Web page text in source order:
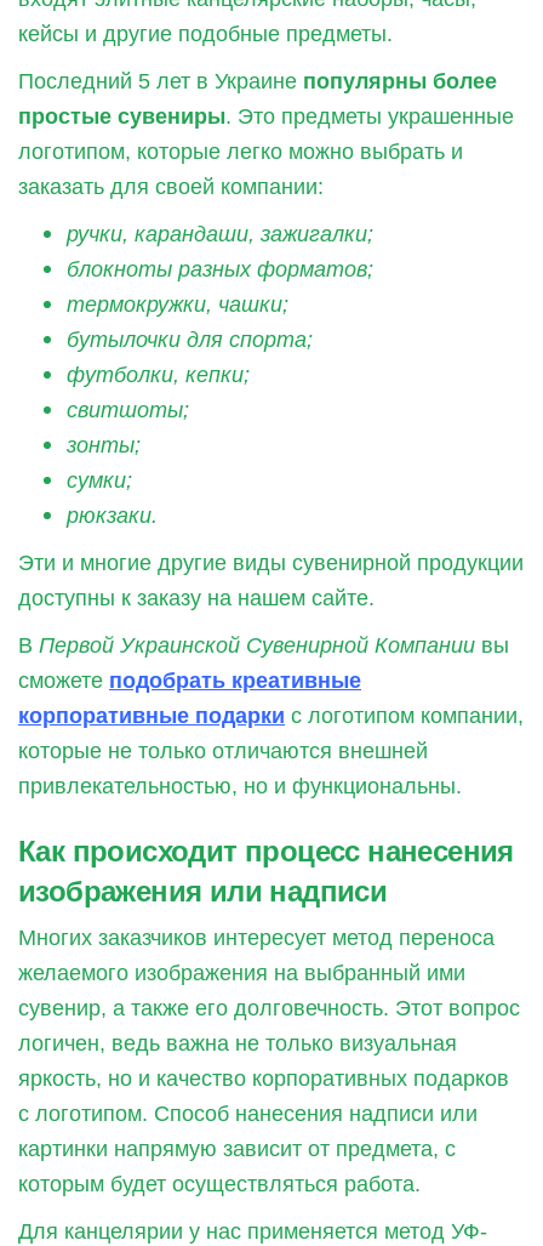
кейсы и другие подобные предметы.
Последний 5 лет в Украине популярны более
простые сувениры. Это предметы украшенные
логотипом, которые легко можно выбрать и
заказать для своей компании:
ручки, карандаши, зажигалки;
блокноты разных форматов;
термокружки, чашки;
бутылочки для спорта;
футболки, кепки;
свитшоты;
зонты;
сумки;
рюкзаки.
Эти и многие другие виды сувенирной продукции
доступны к заказу на нашем сайте.
В Первой Украинской Сувенирной Компании вы
сможете подобрать креативные
корпоративные подарки с логотипом компании,
которые не только отличаются внешней
привлекательностью, но и функциональны.
Как происходит процесс нанесения
изображения или надписи
Многих заказчиков интересует метод переноса
желаемого изображения на выбранный ими
сувенир, а также его долговечность. Этот вопрос
логичен, ведь важна не только визуальная
яркость, но и качество корпоративных подарков
с логотипом. Способ нанесения надписи или
картинки напрямую зависит от предмета, с
которым будет осуществляться работа.
Для канцелярии у нас применяется метод УФ-